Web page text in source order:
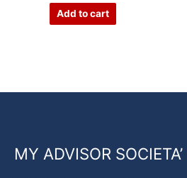
Add to cart
MY ADVISOR